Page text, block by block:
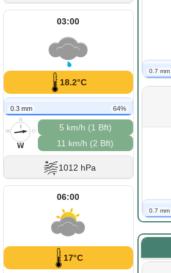
03:00
18.2°C
0.3 mm 64%
N
O
S
W
W
5 km/h (1 Bft)
11 km/h (2 Bft)
1012 hPa
06:00
17°C
0.7 mm
0.7 mm